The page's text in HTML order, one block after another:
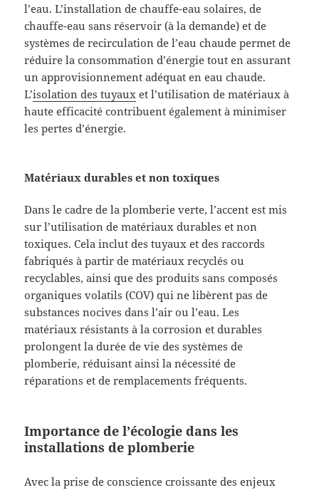
l’eau. L’installation de chauffe-eau solaires, de
chauffe-eau sans réservoir (à la demande) et de
systèmes de recirculation de l’eau chaude permet de
réduire la consommation d’énergie tout en assurant
un approvisionnement adéquat en eau chaude.
L’isolation des tuyaux et l’utilisation de matériaux à
haute efficacité contribuent également à minimiser
les pertes d’énergie.
Matériaux durables et non toxiques
Dans le cadre de la plomberie verte, l’accent est mis
sur l’utilisation de matériaux durables et non
toxiques. Cela inclut des tuyaux et des raccords
fabriqués à partir de matériaux recyclés ou
recyclables, ainsi que des produits sans composés
organiques volatils (COV) qui ne libèrent pas de
substances nocives dans l’air ou l’eau. Les
matériaux résistants à la corrosion et durables
prolongent la durée de vie des systèmes de
plomberie, réduisant ainsi la nécessité de
réparations et de remplacements fréquents.
Importance de l’écologie dans les
installations de plomberie
Avec la prise de conscience croissante des enjeux